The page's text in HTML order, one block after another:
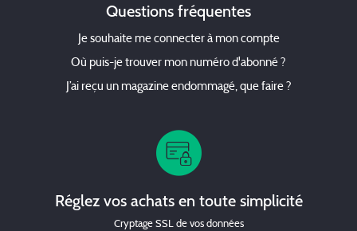
Questions fréquentes
Je souhaite me connecter à mon compte
Où puis-je trouver mon numéro d'abonné ?
J’ai reçu un magazine endommagé, que faire ?
Réglez vos achats en toute simplicité
Cryptage SSL de vos données